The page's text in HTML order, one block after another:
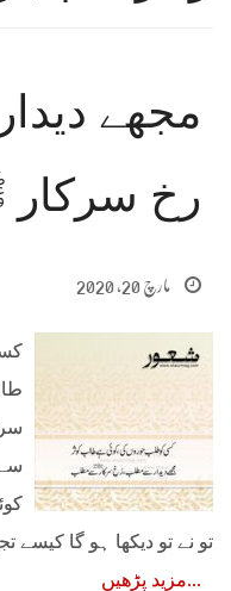
مجھے
رخ
مارچ 20, 2020
تو نے تو دیکھا ہو گا کیسے
مزید پڑھیں